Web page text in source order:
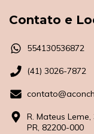
Contato e
554130536872
(41) 3026-7872
R. Mateus
PR, 82200-000